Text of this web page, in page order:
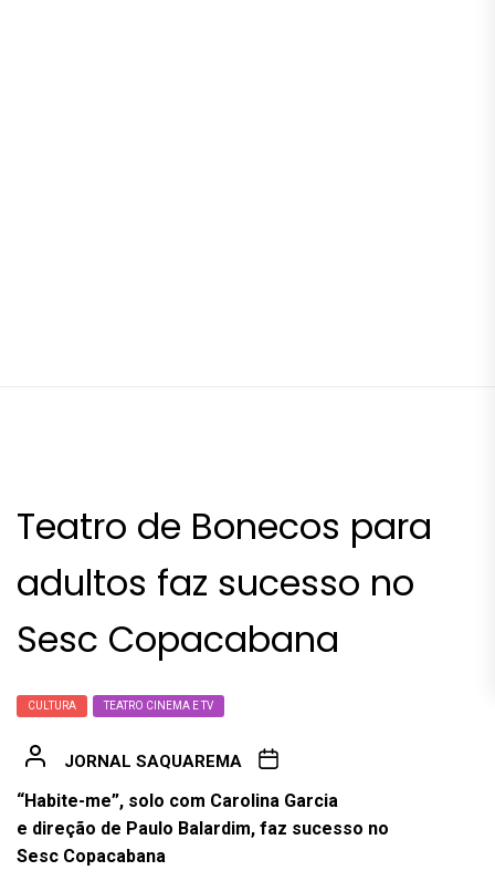
Teatro de Bonecos para
adultos faz sucesso no
Sesc Copacabana
CULTURA TEATRO CINEMA E TV
JORNAL SAQUAREMA
“Habite-me”, solo com Carolina Garcia
e direção de Paulo Balardim, faz sucesso no
Sesc Copacabana